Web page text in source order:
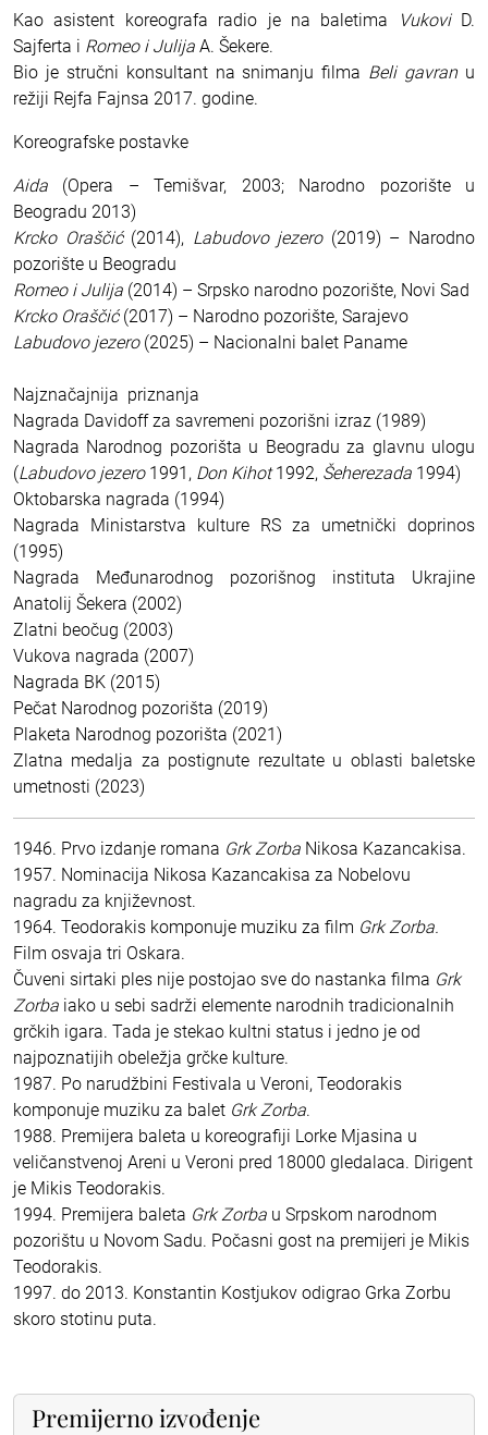
Kao asistent koreografa radio je na baletima
Vukovi D.
Sajferta i Romeo i Julija A. Šekere.
Bio je stručni konsultant na snimanju filma Beli gavranu
režiji Rejfa Fajnsa 2017. godine.
Koreografske postavke
Aida (Opera – Temišvar, 2003; Narodno pozorište u
Beogradu 2013)
Krcko Oraščić(2014), Labudovo jezero(2019) – Narodno
pozorište u Beogradu
Romeo i Julija (2014) – Srpsko narodno pozorište, Novi Sad
Krcko Oraščić(2017) – Narodno pozorište, Sarajevo
Labudovo jezero(2025) – Nacionalni balet Paname
Najznačajnija priznanja
Nagrada Davidoff za savremeni pozorišni izraz (1989)
Nagrada Narodnog pozorišta u Beogradu za glavnu ulogu
(Labudovo jezero1991, Don Kihot1992, Šeherezada 1994)
Oktobarska nagrada (1994)
Nagrada Ministarstva kulture RS za umetnički doprinos
(1995)
Nagrada Međunarodnog pozorišnog instituta Ukrajine
Anatolij Šekera (2002)
Zlatni beočug (2003)
Vukova nagrada (2007)
Nagrada BK (2015)
Pečat Narodnog pozorišta (2019)
Plaketa Narodnog pozorišta (2021)
Zlatna medalja za postignute rezultate u oblasti baletske
umetnosti (2023)
1946. Prvo izdanje romana Grk Zorba Nikosa Kazancakisa.
1957. Nominacija Nikosa Kazancakisa za Nobelovu
nagradu za književnost.
1964. Teodorakis komponuje muziku za film Grk Zorba.
Film osvaja tri Oskara.
Čuveni sirtaki ples nije postojao sve do nastanka filma Grk
Zorba iako u sebi sadrži elemente narodnih tradicionalnih
grčkih igara. Tada je stekao kultni status i jedno je od
najpoznatijih obeležja grčke kulture.
1987. Po narudžbini Festivala u Veroni, Teodorakis
komponuje muziku za balet Grk Zorba.
1988. Premijera baleta u koreografiji Lorke Mjasina u
veličanstvenoj Areni u Veroni pred 18000 gledalaca. Dirigent
je Mikis Teodorakis.
1994. Premijera baleta Grk Zorba u Srpskom narodnom
pozorištu u Novom Sadu. Počasni gost na premijeri je Mikis
Teodorakis.
1997. do 2013. Konstantin Kostjukov odigrao Grka Zorbu
skoro stotinu puta.
Premijerno izvođenje